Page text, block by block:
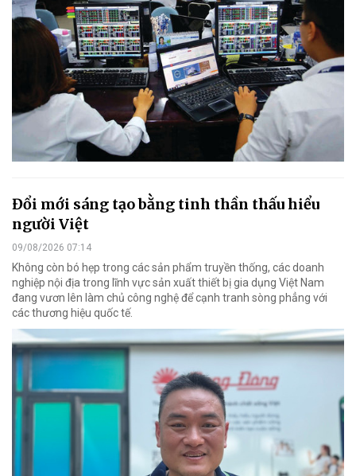
Đổi mới sáng tạo bằng tinh thần thấu hiểu
người Việt
09/08/2026 07:14
Không còn bó hẹp trong các sản phẩm truyền thống, các doanh
nghiệp nội địa trong lĩnh vực sản xuất thiết bị gia dụng Việt Nam
đang vươn lên làm chủ công nghệ để cạnh tranh sòng phẳng với
các thương hiệu quốc tế.